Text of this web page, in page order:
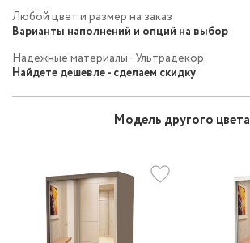
Любой цвет и размер на заказ
Варианты наполнений и опций на выбор
Надежные материалы - Ультрадекор
Найдете дешевле - сделаем скидку
Модель другого цвета